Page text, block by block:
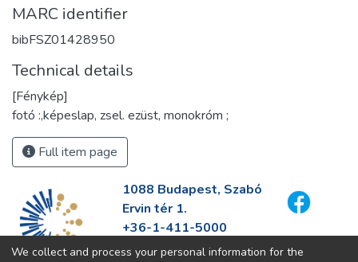
MARC identifier
bibFSZ01428950
Technical details
[Fénykép]
fotó :,képeslap, zsel. ezüst, monokróm ;
Full item page
1088 Budapest, Szabó
Ervin tér 1.
+36-1-411-5000
info@fszek.hu
We collect and process your personal information for the